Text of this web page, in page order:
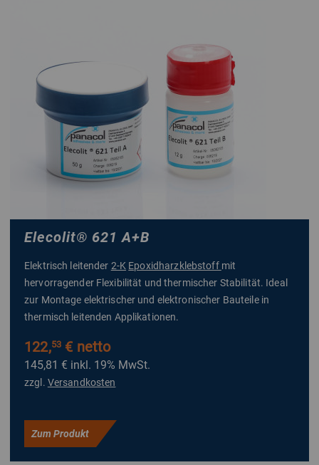
Elecolit® 621 A+B
Elektrisch leitender 2-K Epoxidharzklebstoff mit
hervorragender Flexibilität und thermischer Stabilität. Ideal
zur Montage elektrischer und elektronischer Bauteile in
thermisch leitenden Applikationen.
122,53 € netto
145,81 € inkl. 19% MwSt.
zzgl. Versandkosten
Zum Produkt